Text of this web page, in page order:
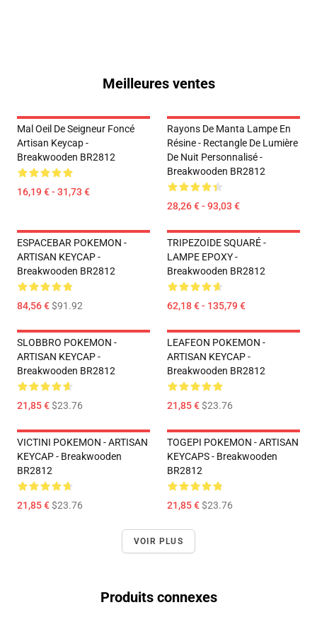
Meilleures ventes
Mal Oeil De Seigneur Foncé
Artisan Keycap -
Breakwooden BR2812
16,19 € - 31,73 €
Rayons De Manta Lampe En
Résine - Rectangle De Lumière
De Nuit Personnalisé -
Breakwooden BR2812
28,26 € - 93,03 €
ESPACEBAR POKEMON -
ARTISAN KEYCAP -
Breakwooden BR2812
84,56 €$91.92
TRIPEZOIDE SQUARÉ -
LAMPE EPOXY -
Breakwooden BR2812
62,18 € - 135,79 €
SLOBBRO POKEMON -
ARTISAN KEYCAP -
Breakwooden BR2812
21,85 €$23.76
LEAFEON POKEMON -
ARTISAN KEYCAP -
Breakwooden BR2812
21,85 €$23.76
VICTINI POKEMON - ARTISAN
KEYCAP - Breakwooden
BR2812
21,85 €$23.76
TOGEPI POKEMON - ARTISAN
KEYCAPS - Breakwooden
BR2812
21,85 €$23.76
VOIR PLUS
Produits connexes